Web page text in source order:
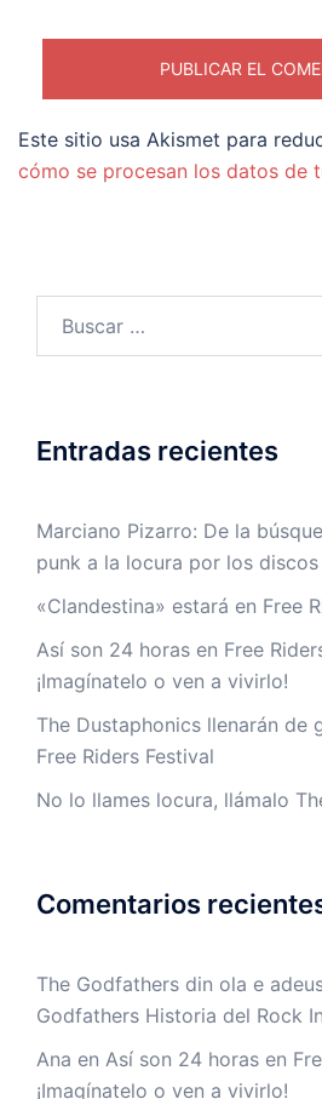
Este sitio usa Akismet para
cómo se procesan los datos de
Entradas recientes
Marciano Pizarro: De la
punk a la locura por los
«Clandestina» estará en Free
Así son 24 horas en Free
¡Imagínatelo o ven a vivirlo!
The Dustaphonics llenarán de
Free Riders Festival
No lo llames locura, llámalo
Comentarios
The Godfathers din ola e
Godfathers Historia del Rock
Ana en Así son 24 horas en
¡Imagínatelo o ven a vivirlo!